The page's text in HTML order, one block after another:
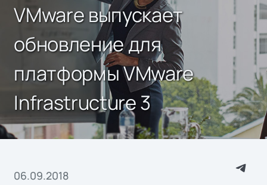
VMware выпускает
обновление для
платформы VMware
Infrastructure 3
06.09.2018